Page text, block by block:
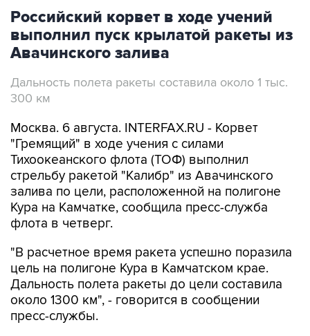
Российский корвет в ходе учений
выполнил пуск крылатой ракеты из
Авачинского залива
Дальность полета ракеты составила около 1 тыс.
300 км
Москва. 6 августа. INTERFAX.RU - Корвет
"Гремящий" в ходе учения с силами
Тихоокеанского флота (ТОФ) выполнил
стрельбу ракетой "Калибр" из Авачинского
залива по цели, расположенной на полигоне
Кура на Камчатке, сообщила пресс-служба
флота в четверг.
"В расчетное время ракета успешно поразила
цель на полигоне Кура в Камчатском крае.
Дальность полета ракеты до цели составила
около 1300 км", - говорится в сообщении
пресс-службы.